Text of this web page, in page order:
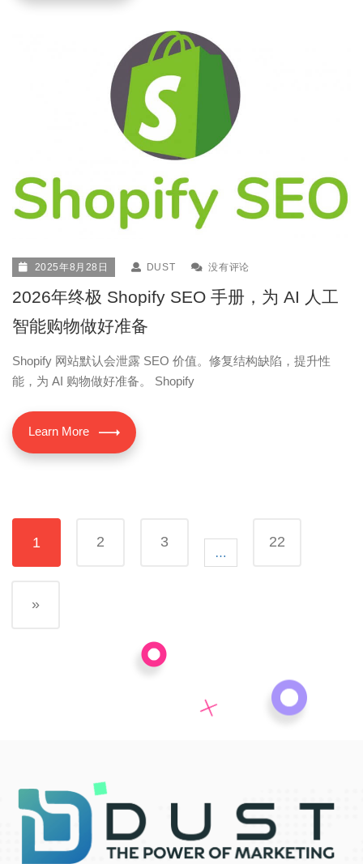
2025年8月28日 DUST 没有评论
2026年终极 Shopify SEO 手册，为 AI 人工
智能购物做好准备
Shopify 网站默认会泄露 SEO 价值。修复结构缺陷，提升性
能，为 AI 购物做好准备。 Shopify
Learn More
1 2 3
…
22
»